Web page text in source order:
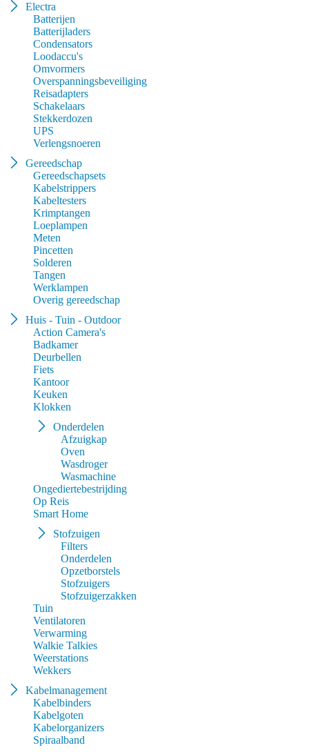
Electra
Batterijen
Batterijladers
Condensators
Loodaccu's
Omvormers
Overspanningsbeveiliging
Reisadapters
Schakelaars
Stekkerdozen
UPS
Verlengsnoeren
Gereedschap
Gereedschapsets
Kabelstrippers
Kabeltesters
Krimptangen
Loeplampen
Meten
Pincetten
Solderen
Tangen
Werklampen
Overig gereedschap
Huis - Tuin - Outdoor
Action Camera's
Badkamer
Deurbellen
Fiets
Kantoor
Keuken
Klokken
Onderdelen
Afzuigkap
Oven
Wasdroger
Wasmachine
Ongediertebestrijding
Op Reis
Smart Home
Stofzuigen
Filters
Onderdelen
Opzetborstels
Stofzuigers
Stofzuigerzakken
Tuin
Ventilatoren
Verwarming
Walkie Talkies
Weerstations
Wekkers
Kabelmanagement
Kabelbinders
Kabelgoten
Kabelorganizers
Spiraalband